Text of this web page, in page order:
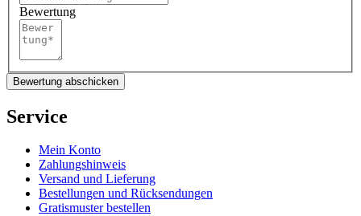
Bewertung
Bewertung abschicken
Service
Mein Konto
Zahlungshinweis
Versand und Lieferung
Bestellungen und Rücksendungen
Gratismuster bestellen